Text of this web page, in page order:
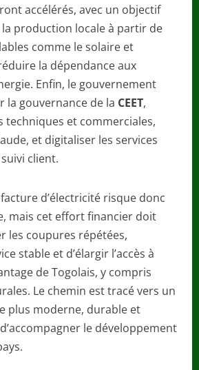
accélérés, avec un objectif
production locale à partir de
comme le solaire et
la dépendance aux
Enfin, le gouvernement
la gouvernance de la CEET,
techniques et commerciales,
et digitaliser les services
client.
d’électricité risque donc
mais cet effort financier doit
les coupures répétées,
stable et d’élargir l’accès à
de Togolais, y compris
Le chemin est tracé vers un
plus moderne, durable et
le développement